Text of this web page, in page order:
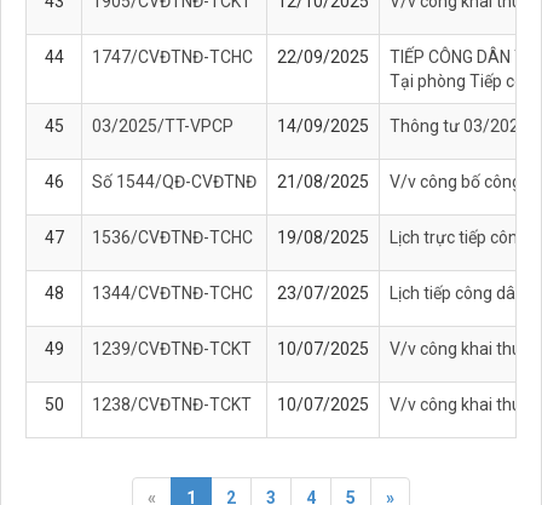
44 1747/CVĐTNĐ-TCHC 22/09/2025
TIẾP CÔNG DÂN
Tại phòng Tiếp
45 03/2025/TT-VPCP 14/09/2025 Thông tư 03/2025/
46 Số 1544/QĐ-CVĐTNĐ 21/08/2025 V/v công bố công
47 1536/CVĐTNĐ-TCHC 19/08/2025 Lịch trực tiếp công
48 1344/CVĐTNĐ-TCHC 23/07/2025 Lịch tiếp công dân
49 1239/CVĐTNĐ-TCKT 10/07/2025 V/v công khai
50 1238/CVĐTNĐ-TCKT 10/07/2025 V/v công khai
« 1 2 3 4 5 »